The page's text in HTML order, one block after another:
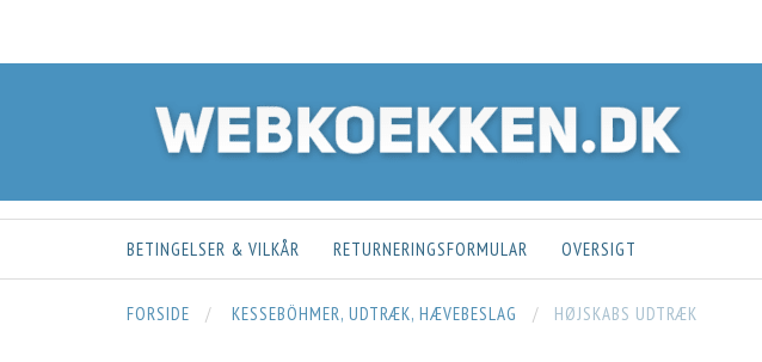
BETINGELSER & VILKÅR RETURNERINGSFORMULAR OVERSIGT
FORSIDE KESSEBÖHMER, UDTRÆK, HÆVEBESLAG HØJSKABS UDTRÆK